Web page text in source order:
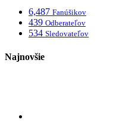
6,487 Fanúšikov
439 Odberateľov
534 Sledovateľov
Najnovšie